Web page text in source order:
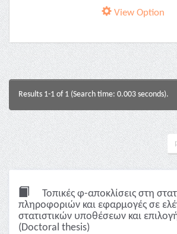
View Option
Results 1-1 of 1 (Search time: 0.003 seconds).
Τοπικές φ-αποκλίσεις στη
πληροφοριών και εφαρμογές σε
στατιστικών υποθέσεων και
(Doctoral thesis)